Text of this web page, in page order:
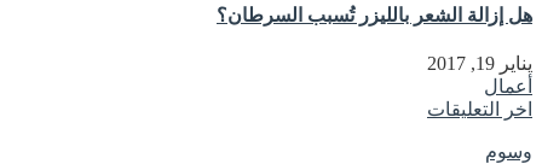
هل إزالة الشعر بالليزر تُسبب السرطان؟
يناير 19, 2017
أعمال
اخر التعليقات
وسوم